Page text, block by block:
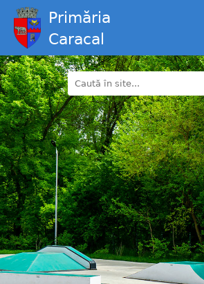
Primăria
Caracal